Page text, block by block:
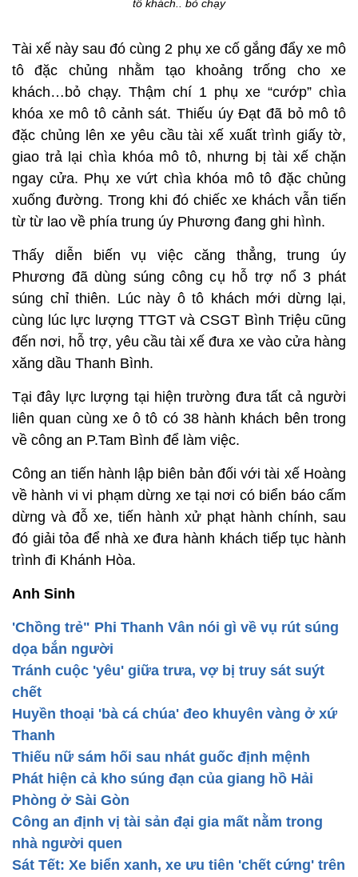
tô khách.. bỏ chạy
Tài xế này sau đó cùng 2 phụ xe cố gắng đẩy xe mô
tô đặc chủng nhằm tạo khoảng trống cho xe
khách…bỏ chạy. Thậm chí 1 phụ xe “cướp” chìa
khóa xe mô tô cảnh sát. Thiếu úy Đạt đã bỏ mô tô
đặc chủng lên xe yêu cầu tài xế xuất trình giấy tờ,
giao trả lại chìa khóa mô tô, nhưng bị tài xế chặn
ngay cửa. Phụ xe vứt chìa khóa mô tô đặc chủng
xuống đường. Trong khi đó chiếc xe khách vẫn tiến
từ từ lao về phía trung úy Phương đang ghi hình.
Thấy diễn biến vụ việc căng thẳng, trung úy
Phương đã dùng súng công cụ hỗ trợ nổ 3 phát
súng chỉ thiên. Lúc này ô tô khách mới dừng lại,
cùng lúc lực lượng TTGT và CSGT Bình Triệu cũng
đến nơi, hỗ trợ, yêu cầu tài xế đưa xe vào cửa hàng
xăng dầu Thanh Bình.
Tại đây lực lượng tại hiện trường đưa tất cả người
liên quan cùng xe ô tô có 38 hành khách bên trong
về công an P.Tam Bình để làm việc.
Công an tiến hành lập biên bản đối với tài xế Hoàng
về hành vi vi phạm dừng xe tại nơi có biển báo cấm
dừng và đỗ xe, tiến hành xử phạt hành chính, sau
đó giải tỏa để nhà xe đưa hành khách tiếp tục hành
trình đi Khánh Hòa.
Anh Sinh
'Chồng trẻ" Phi Thanh Vân nói gì về vụ rút súng
dọa bắn người
Tránh cuộc 'yêu' giữa trưa, vợ bị truy sát suýt
chết
Huyền thoại 'bà cá chúa' đeo khuyên vàng ở xứ
Thanh
Thiếu nữ sám hối sau nhát guốc định mệnh
Phát hiện cả kho súng đạn của giang hồ Hải
Phòng ở Sài Gòn
Công an định vị tài sản đại gia mất nằm trong
nhà người quen
Sát Tết: Xe biển xanh, xe ưu tiên 'chết cứng' trên